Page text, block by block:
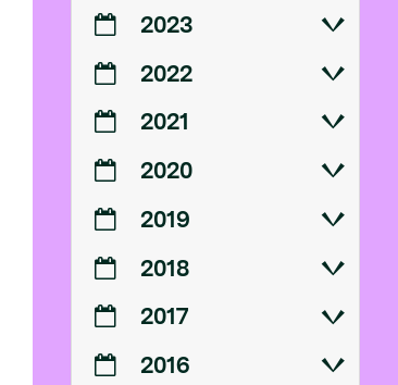
2023
2022
2021
2020
2019
2018
2017
2016